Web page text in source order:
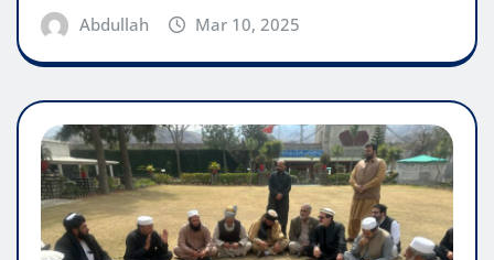
Abdullah Mar 10, 2025